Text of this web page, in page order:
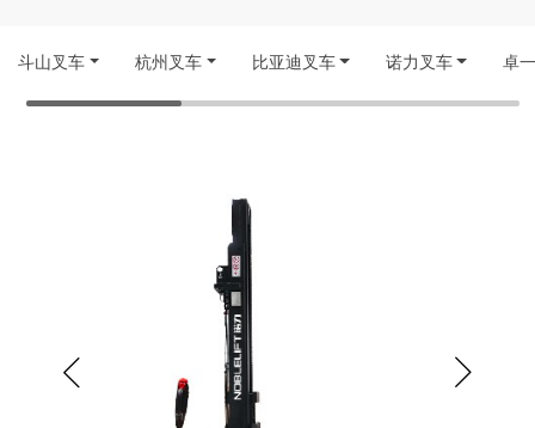
斗山叉车 杭州叉车 比亚迪叉车 诺力叉车 卓